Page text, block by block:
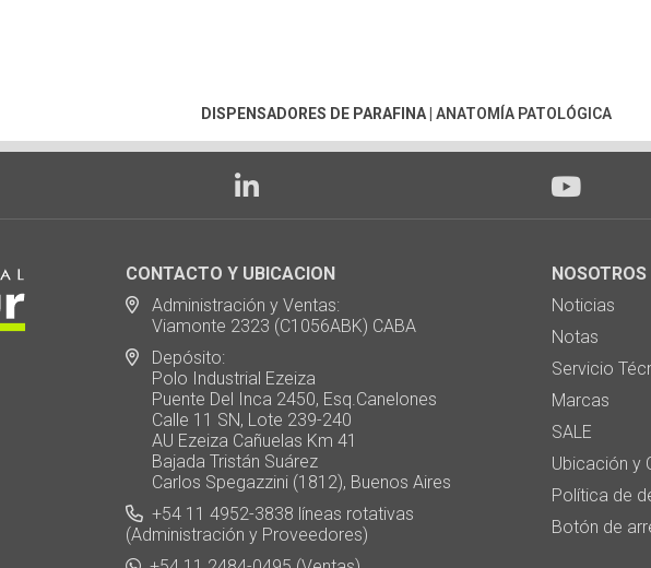
DISPENSADORES DE PARAFINA ANATOMÍA PATOLÓGICA
CONTACTO Y UBICACION
Administración y Ventas:
Viamonte 2323 (C1056ABK) CABA
Depósito:
Polo Industrial Ezeiza
Puente Del Inca 2450, Esq.Canelones
Calle 11 SN, Lote 239-240
AU Ezeiza Cañuelas Km 41
Bajada Tristán Suárez
Carlos Spegazzini (1812), Buenos Aires
+54 11 4952-3838 líneas rotativas
(Administración y Proveedores)
NOSOTROS
Noticias
Notas
Servicio
Marcas
SALE
Ubicación y
Política de
Botón de